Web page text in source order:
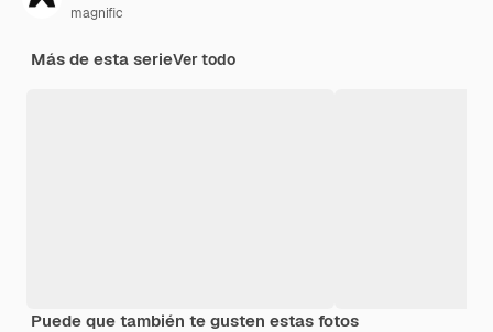
magnific
Más de esta serieVer todo
Puede que también te gusten estas fotos